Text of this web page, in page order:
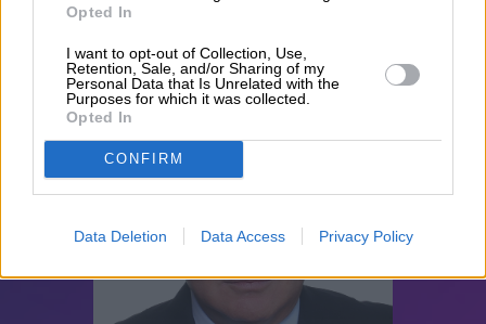
Opted In
I want to opt-out of Collection, Use,
Retention, Sale, and/or Sharing of my
Personal Data that Is Unrelated with the
Purposes for which it was collected.
Opted In
CONFIRM
Data Deletion Data Access Privacy Policy
ΑΓΙΣ ΠΙΣΤΙΟΛΑΣ